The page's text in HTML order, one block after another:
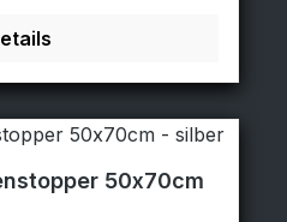
50x70cmAbmessungen:
50x28cm schwarz -
50x70cm